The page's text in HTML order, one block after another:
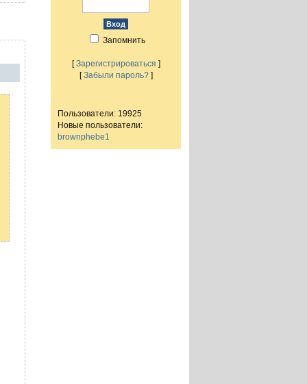
Запомнить
[Зарегистрироваться ]
[Забыли пароль?]
Пользователи: 19925
Новые пользователи:
brownphebe1